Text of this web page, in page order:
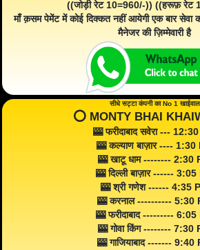
((जोड़ी रेट 10=960/-)) ((हरूफ़ रेट
माँ क़सम पेमेंट में कोई दिक्कत नहीं आयेगी एक बार सेवा
मैनेजर की ज़िम्मेवारी है
सीधे सट्टा कंपनी का No 1 खाईवाल
⭕️ MONTY BHAI
🎰 फरीदाबाद सवेरा ---
🎰 कल्याण बाज़ार ---- 1:30
🎰 खाटू धाम -------- 2:30
🎰 दिल्ली बाज़ार ------ 3:05
🎰 श्री गणेश ------ 4:35
🎰 करनाल ---------- 5:30
🎰 फरीदाबाद --------- 6:05
🎰 गोवा किंग -------- 7:30
🎰 गाजियाबाद ------- 9:40